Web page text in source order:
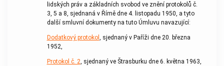
lidských práv a základních svobod ve znění protokolů č.
3, 5 a 8, sjednaná v Římě dne 4. listopadu 1950, a tyto
další smluvní dokumenty na tuto Úmluvu navazující:
Dodatkový protokol
, sjednaný v Paříži dne 20. března
1952,
Protokol č. 2 , sjednaný ve Štrasburku dne 6. května 1963,